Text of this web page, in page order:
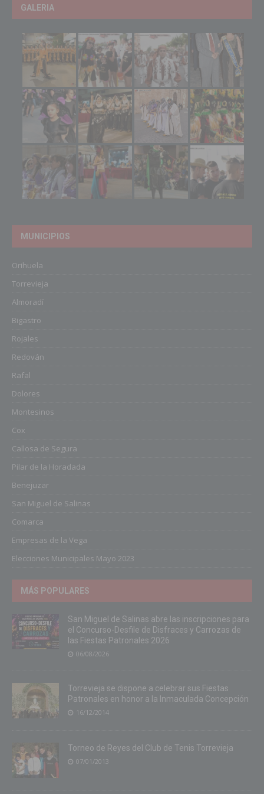
GALERIA
MUNICIPIOS
Orihuela
Torrevieja
Almoradí
Bigastro
Rojales
Redován
Rafal
Dolores
Montesinos
Cox
Callosa de Segura
Pilar de la Horadada
Benejuzar
San Miguel de Salinas
Comarca
Empresas de la Vega
Elecciones Municipales Mayo 2023
MÁS POPULARES
San Miguel de Salinas abre las inscripciones para
el Concurso-Desfile de Disfraces y Carrozas de
las Fiestas Patronales 2026
06/08/2026
Torrevieja se dispone a celebrar sus Fiestas
Patronales en honor a la Inmaculada Concepción
16/12/2014
Torneo de Reyes del Club de Tenis Torrevieja
07/01/2013